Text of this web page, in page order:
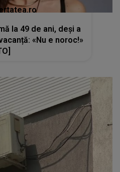
la 49 de ani, deși a
«Nu e noroc!»